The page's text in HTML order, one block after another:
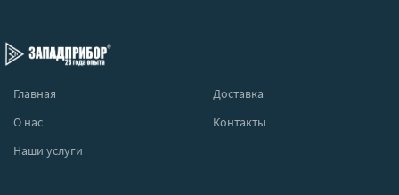
Главная
Доставка
О нас
Контакты
Наши услуги